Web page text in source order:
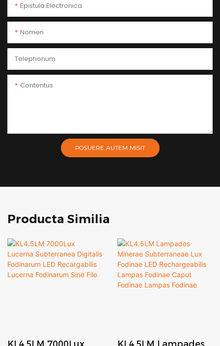
Epistula Electronica
Nomen
Telephonum
Contentus
POSUERE AUTEM MISIT
Producta Similia